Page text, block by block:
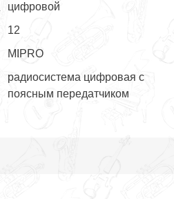
цифровой
12
MIPRO
радиосистема цифровая с
поясным передатчиком